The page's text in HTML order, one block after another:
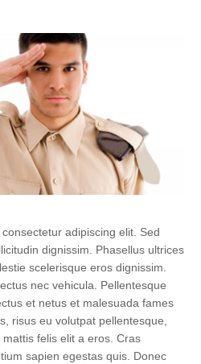
adipiscing elit. Sed
dignissim. Phasellus ultrices
scelerisque eros dignissim.
nec vehicula. Pellentesque
et netus et malesuada fames
risus eu volutpat pellentesque,
felis elit a eros. Cras
sapien egestas quis. Donec